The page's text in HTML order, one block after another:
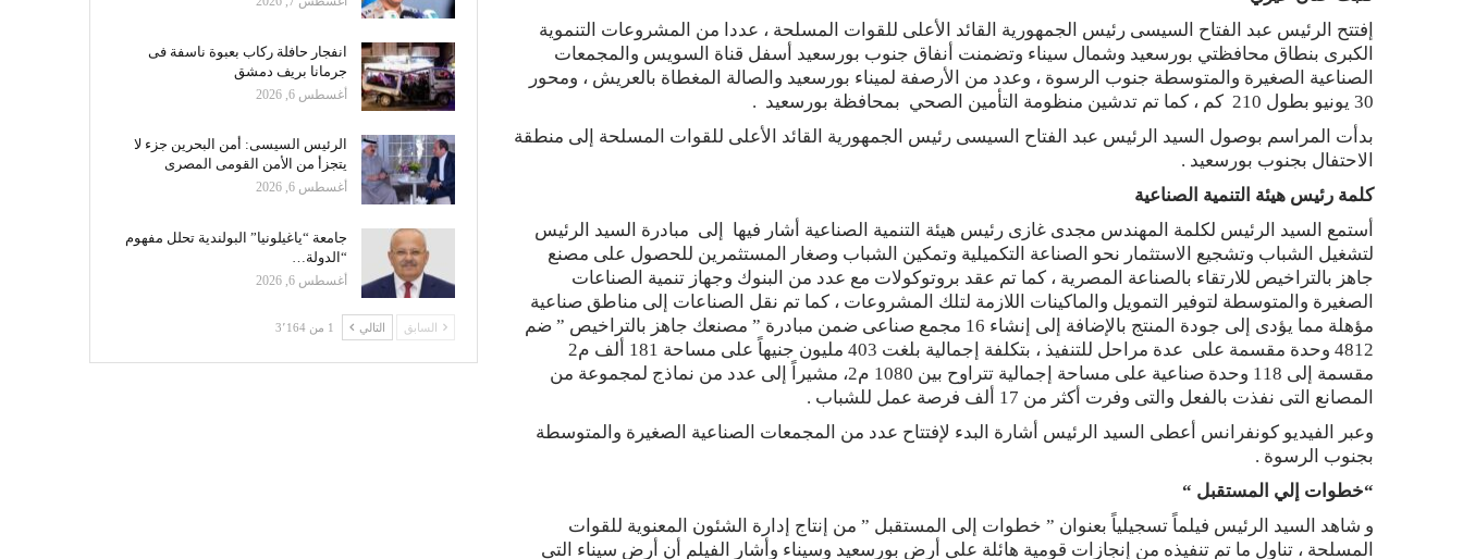
إفتتح الرئيس عبد الفتاح السيسى رئيس الجمهورية القائد الأعلى للقوات المسلحة ، عددا من المشروعات التنموية
الكبرى بنطاق محافظتي بورسعيد وشمال سيناء وتضمنت أنفاق جنوب بورسعيد أسفل قناة السويس والمجمعات
الصناعية الصغيرة والمتوسطة جنوب الرسوة ، وعدد من الأرصفة لميناء بورسعيد والصالة المغطاة بالعريش ، ومحور
30 يونيو بطول 210 كم ، كما تم تدشين منظومة التأمين الصحي بمحافظة بورسعيد .
بدأت المراسم بوصول السيد الرئيس عبد الفتاح السيسى رئيس الجمهورية القائد الأعلى للقوات المسلحة إلى منطقة
الاحتفال بجنوب بورسعيد .
كلمة رئيس هيئة التنمية الصناعية
أستمع السيد الرئيس لكلمة المهندس مجدى غازى رئيس هيئة التنمية الصناعية أشار فيها إلى مبادرة السيد الرئيس
لتشغيل الشباب وتشجيع الاستثمار نحو الصناعة التكميلية وتمكين الشباب وصغار المستثمرين للحصول على مصنع
جاهز بالتراخيص للارتقاء بالصناعة المصرية ، كما تم عقد بروتوكولات مع عدد من البنوك وجهاز تنمية الصناعات
الصغيرة والمتوسطة لتوفير التمويل والماكينات اللازمة لتلك المشروعات ، كما تم نقل الصناعات إلى مناطق صناعية
مؤهلة مما يؤدى إلى جودة المنتج بالإضافة إلى إنشاء 16 مجمع صناعى ضمن مبادرة ” مصنعك جاهز بالتراخيص ” ضم
4812 وحدة مقسمة على عدة مراحل للتنفيذ ، بتكلفة إجمالية بلغت 403 مليون جنيهاً على مساحة 181 ألف م2
مقسمة إلى 118 وحدة صناعية على مساحة إجمالية تتراوح بين 1080 م2، مشيراً إلى عدد من نماذج لمجموعة من
المصانع التى نفذت بالفعل والتى وفرت أكثر من 17 ألف فرصة عمل للشباب .
وعبر الفيديو كونفرانس أعطى السيد الرئيس أشارة البدء لإفتتاح عدد من المجمعات الصناعية الصغيرة والمتوسطة
بجنوب الرسوة .
“خطوات إلي المستقبل “
و شاهد السيد الرئيس فيلماً تسجيلياً بعنوان ” خطوات إلى المستقبل ” من إنتاج إدارة الشئون المعنوية للقوات
المسلحة ، تناول ما تم تنفيذه من إنجازات قومية هائلة على أرض بورسعيد وسيناء وأشار الفيلم أن أرض سيناء التى
انفجار حافلة ركاب بعبوة ناسفة فى
جرمانا بريف دمشق
أغسطس 6, 2026
الرئيس السيسى: أمن البحرين جزء لا
يتجزأ من الأمن القومى المصرى
أغسطس 6, 2026
جامعة “ياغيلونيا” البولندية تحلل مفهوم
“الدولة…
أغسطس 6, 2026
السابق التالي 1 من 3٬164